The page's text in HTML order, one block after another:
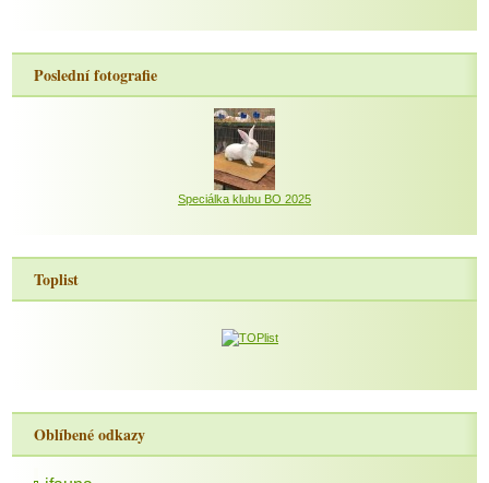
Poslední fotografie
Speciálka klubu BO 2025
Toplist
Oblíbené odkazy